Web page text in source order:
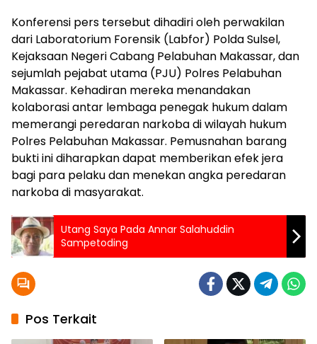
Konferensi pers tersebut dihadiri oleh perwakilan
dari Laboratorium Forensik (Labfor) Polda Sulsel,
Kejaksaan Negeri Cabang Pelabuhan Makassar, dan
sejumlah pejabat utama (PJU) Polres Pelabuhan
Makassar. Kehadiran mereka menandakan
kolaborasi antar lembaga penegak hukum dalam
memerangi peredaran narkoba di wilayah hukum
Polres Pelabuhan Makassar. Pemusnahan barang
bukti ini diharapkan dapat memberikan efek jera
bagi para pelaku dan menekan angka peredaran
narkoba di masyarakat.
Utang Saya Pada Annar Salahuddin
Sampetoding
Pos Terkait